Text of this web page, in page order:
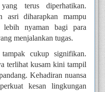
terus diperhatikan.
asri diharapkan mampu
lebih nyaman bagi para
menjalankan tugas.
cukup signifikan.
terlihat kusam kini tampil
Kehadiran nuansa
kesan lingkungan